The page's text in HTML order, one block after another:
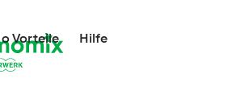
Vorteile Hilfe